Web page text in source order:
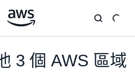
3 個 AWS 區域